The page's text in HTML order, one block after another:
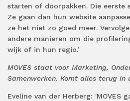
starten of doorpakken. Die eerste
Ze gaan dan hun website
ze het niet zo goed meer.
andere manieren om die
wijk of in hun regio.’
MOVES staat voor Marketing,
Samenwerken. Komt alles terug in
Eveline van der Herberg: 'MOVES